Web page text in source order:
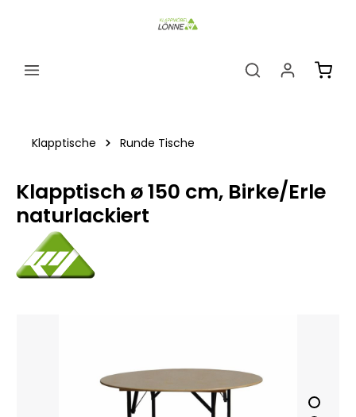
Klapptische Runde Tische
Klapptisch ø 150 cm, Birke/Erle
naturlackiert